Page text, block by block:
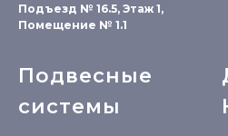
Подъезд № 16.5, Этаж 1,
Помещение № 1.1
Подвесные
системы